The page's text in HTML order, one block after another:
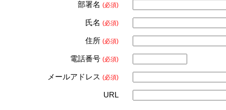
部署名 (必須)
氏名 (必須)
住所 (必須)
電話番号 (必須)
メールアドレス (必須)
URL